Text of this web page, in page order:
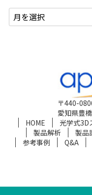
〒440-
愛知県豊
HOME
光学式3D
製品解析
製品
参考事例
Q&A